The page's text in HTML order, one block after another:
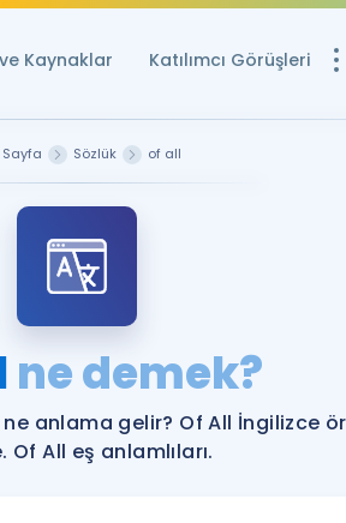
Kaynaklar Katılımcı Görüşleri
YDS ve YÖKDİL
Rehberlik Aracı
YDS ve YÖKDİL'e
Tüm ÖSYM
Sözlük of all
ne demek?
anlama gelir? Of All İngilizce
Of All eş anlamlıları.